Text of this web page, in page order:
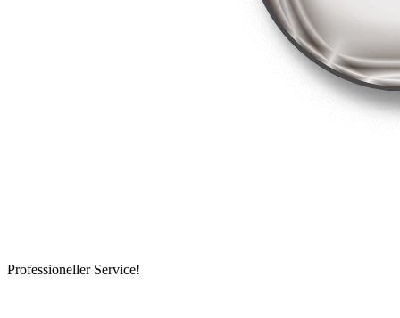
Professioneller Service!